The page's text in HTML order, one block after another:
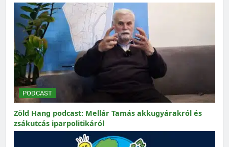
PODCAST
Zöld Hang podcast: Mellár Tamás akkugyárakról és
zsákutcás iparpolitikáról